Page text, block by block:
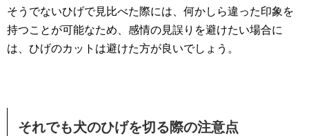
そうでないひげで見比べた際には、何かしら違った印象を
持つことが可能なため、感情の見誤りを避けたい場合に
は、ひげのカットは避けた方が良いでしょう。
それでも犬のひげを切る際の注意点